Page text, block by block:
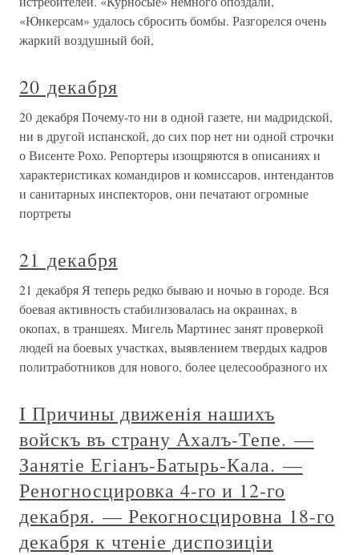
«Юнкерсам» удалось сбросить бомбы. Разгорелся очень
жаркий воздушный бой,
20 декабря
20 декабря Почему-то ни в одной газете, ни мадридской,
ни в другой испанской, до сих пор нет ни одной строчки
о Висенте Рохо. Репортеры изощряются в описаниях и
характеристиках командиров и комиссаров, интендантов
и санитарных инспекторов, они печатают огромные
портреты
21 декабря
21 декабря Я теперь редко бываю и ночью в городе. Вся
боевая активность стабилизовалась на окраинах, в
окопах, в траншеях. Мигель Мартинес занят проверкой
людей на боевых участках, выявлением твердых кадров
политработников для нового, более целесообразного их
I Причины движенія нашихъ
войскъ въ страну Ахалъ-Тепе. —
Занятіе Егіанъ-Батырь-Кала. —
Реногносцировка 4-го и 12-го
декабря. — Рекогносцировна 18-го
декабря к чтеніе диспозиціи